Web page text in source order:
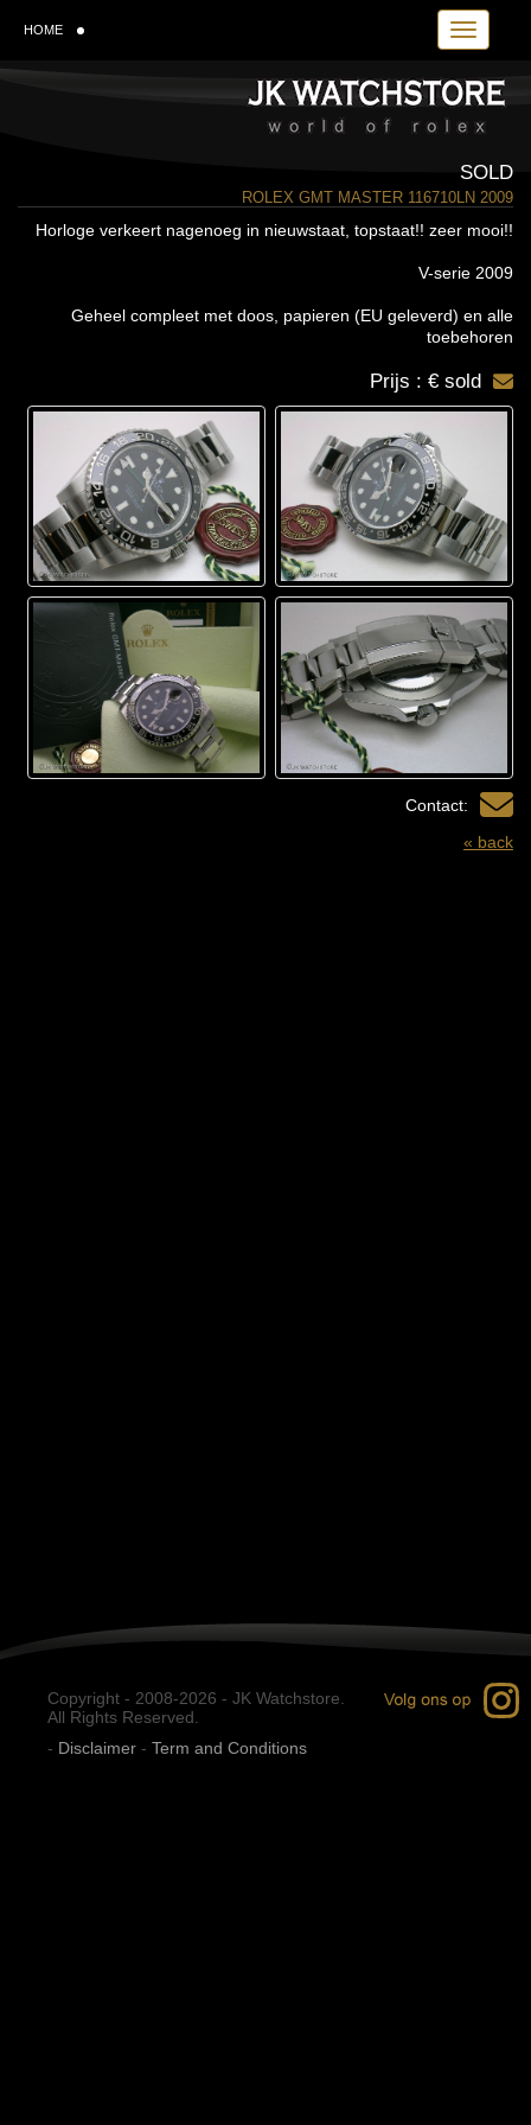
Toggle
HOME
SOLD
ROLEX GMT MASTER 116710LN 2009
Horloge verkeert nagenoeg in nieuwstaat, topstaat!! zeer mooi!!
V-serie 2009
Geheel compleet met doos, papieren (EU geleverd) en alle
toebehoren
Prijs : € sold
Contact:
« back
Copyright - 2008-2026 - JK Watchstore.
All Rights Reserved.
- Disclaimer - Term and Conditions